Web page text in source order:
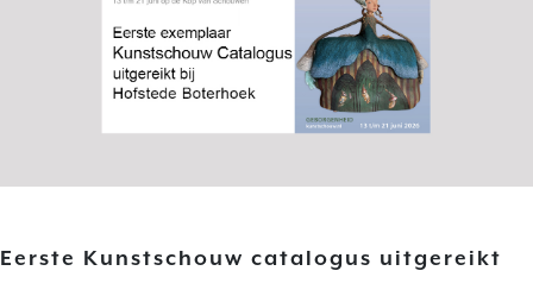
Eerste Kunstschouw catalogus uitgereikt